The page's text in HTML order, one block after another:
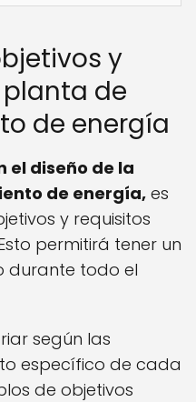
y
de
de energía
el diseño de la
de energía, es
y requisitos
permitirá tener un
durante todo el
según las
específico de cada
de objetivos